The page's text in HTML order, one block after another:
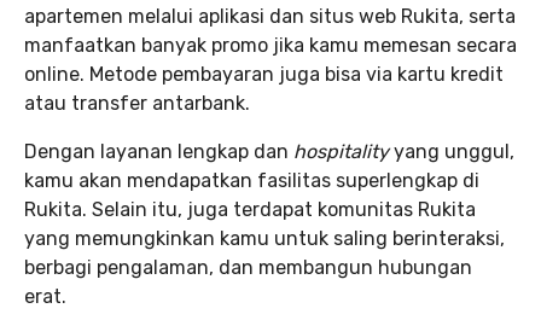
apartemen melalui aplikasi dan situs web Rukita, serta
manfaatkan banyak promo jika kamu memesan secara
online. Metode pembayaran juga bisa via kartu kredit
atau transfer antarbank.
Dengan layanan lengkap dan hospitalityyang unggul,
kamu akan mendapatkan fasilitas superlengkap di
Rukita. Selain itu, juga terdapat komunitas Rukita
yang memungkinkan kamu untuk saling berinteraksi,
berbagi pengalaman, dan membangun hubungan
erat.